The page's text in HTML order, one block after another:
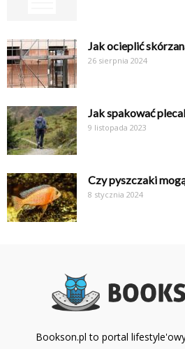
Jak ocieplić
26 sierpnia 2024
Jak spakować
9 listopada 2023
Czy pyszczaki
8 stycznia 2024
Bookson.pl to portal